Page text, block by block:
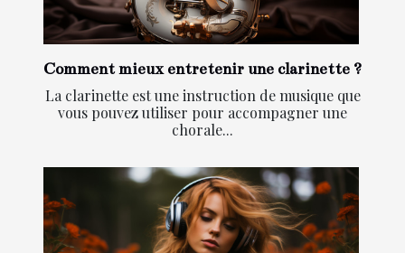
Comment mieux entretenir une clarinette ?
La clarinette est une instruction de musique que
vous pouvez utiliser pour accompagner une
chorale...